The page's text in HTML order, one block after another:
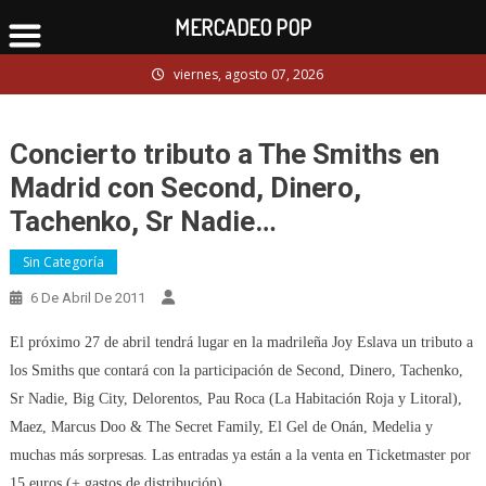
to
viernes, agosto 07, 2026
Concierto tributo a The Smiths en
Madrid con Second, Dinero,
Tachenko, Sr Nadie…
Sin Categoría
6 De Abril De 2011
El próximo 27 de abril tendrá lugar en la madrileña Joy Eslava un tributo a
los Smiths que contará con la participación de Second, Dinero, Tachenko,
Sr Nadie, Big City, Delorentos, Pau Roca (La Habitación Roja y Litoral),
Maez, Marcus Doo & The Secret Family, El Gel de Onán, Medelia y
muchas más sorpresas. Las entradas ya están a la venta en Ticketmaster por
MERCADEO POP